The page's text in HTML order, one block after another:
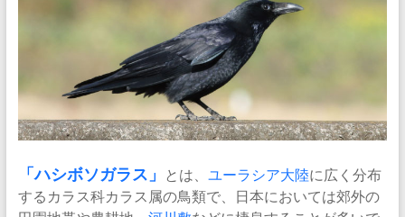
「ハシボソガラス」 とは、 ユーラシア大陸に広く分布
するカラス科カラス属の鳥類で、日本においては郊外の